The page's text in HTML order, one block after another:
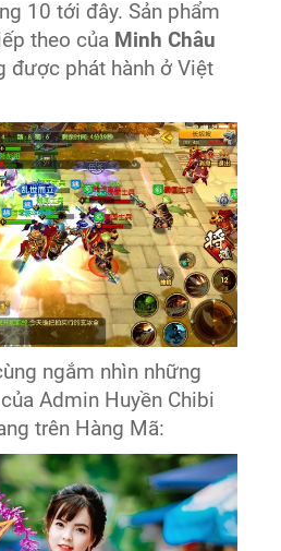
10 tới đây. Sản phẩm
theo của Minh Châu
được phát hành ở Việt
ngắm nhìn những
Admin Huyền Chibi
trên Hàng Mã: